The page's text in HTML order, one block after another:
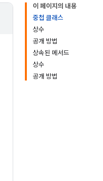
이 페이지의 내용
중첩 클래스
상수
공개 방법
상속된 메서드
상수
공개 방법